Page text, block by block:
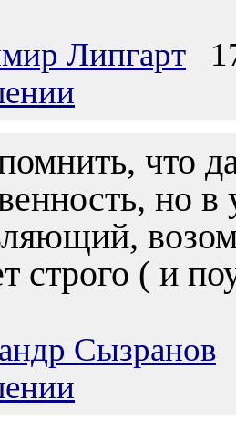
Липгарт
что
но
строго ( и
Сызранов